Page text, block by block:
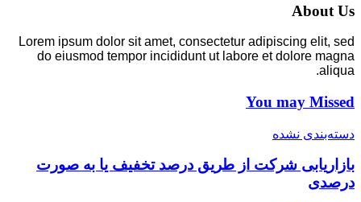
About Us
Lorem ipsum dolor sit amet, consectetur adipiscing elit, sed
do eiusmod tempor incididunt ut labore et dolore magna
aliqua.
You may Missed
دسته‌بندی نشده
بازاریابی شرکت از طریق درصد تخفیف یا به صورت
درصدی